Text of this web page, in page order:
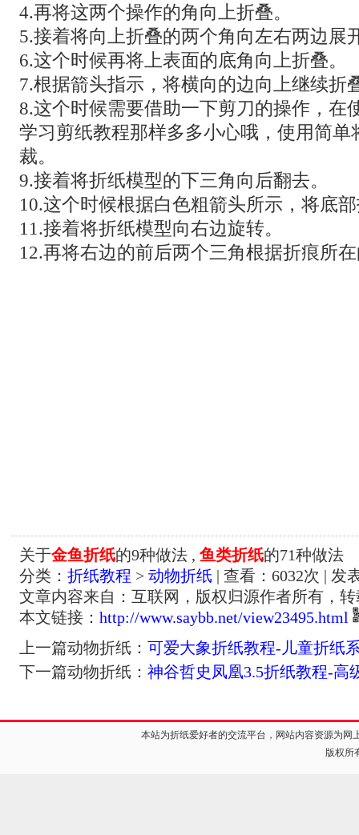
4.再将这两个操作的角向上折叠。
5.接着将向上折叠的两个角向左右两边展
6.这个时候再将上表面的底角向上折叠。
7.根据箭头指示，将横向的边向上继续折
8.这个时候需要借助一下剪刀的操作，在
学习剪纸教程那样多多小心哦，使用简单
裁。
9.接着将折纸模型的下三角向后翻去。
10.这个时候根据白色粗箭头所示，将底
11.接着将折纸模型向右边旋转。
12.再将右边的前后两个三角根据折痕所
关于金鱼折纸的9种做法 , 鱼类折纸的71种做法
分类： 折纸教程 > 动物折纸 | 查看： 6032次 | 发
文章内容来自：互联网，版权归源作者所有，
本文链接： http://www.saybb.net/view23495.html
上一篇动物折纸： 可爱大象折纸教程-儿童折纸
下一篇动物折纸： 神谷哲史凤凰3.5折纸教程-高
本站为折纸爱好者的交流平台，网站内容资源为
版权所